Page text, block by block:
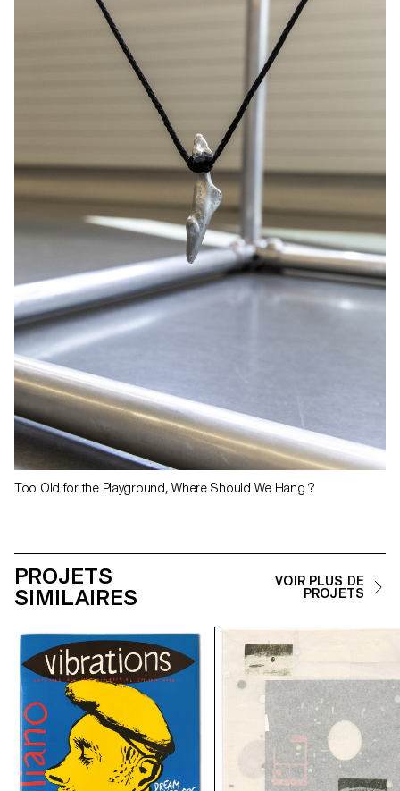
Too Old for the Playground, Where Should We Hang ?
PROJETS
SIMILAIRES
VOIR PLUS DE
PROJETS